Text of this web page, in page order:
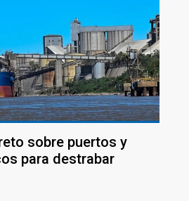
sobre puertos y
para destrabar